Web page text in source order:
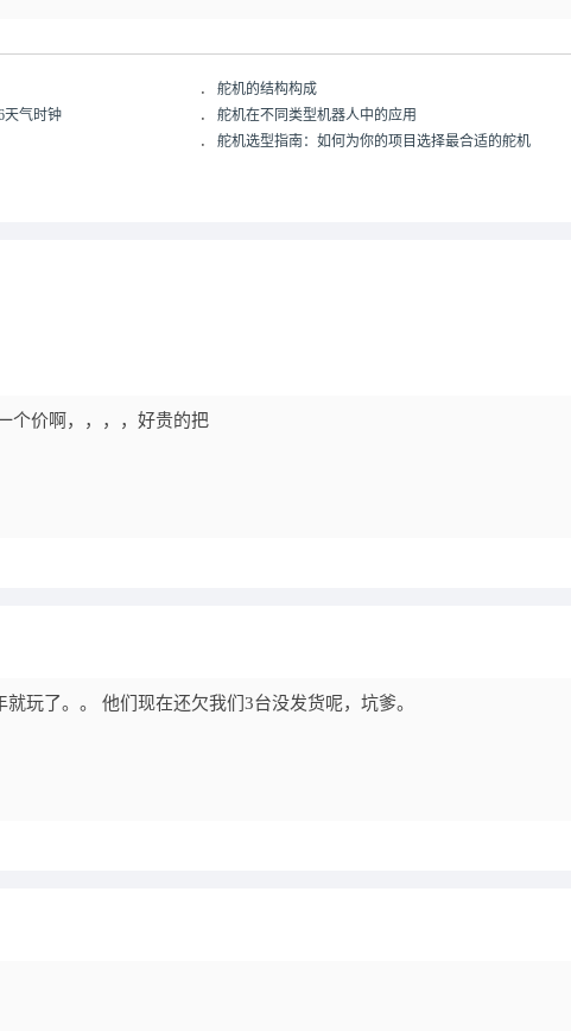
． 舵机的结构构成
天气时钟 ． 舵机在不同类型机器人中的应用
． 舵机选型指南：如何为你的项目选择最合适的舵机
个价啊，，，，好贵的把
玩了。。 他们现在还欠我们3台没发货呢，坑爹。